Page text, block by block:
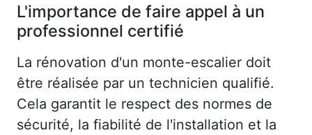
L'importance de faire appel à un
professionnel certifié
La rénovation d'un monte-escalier doit
être réalisée par un technicien qualifié.
Cela garantit le respect des normes de
sécurité, la fiabilité de l'installation et la